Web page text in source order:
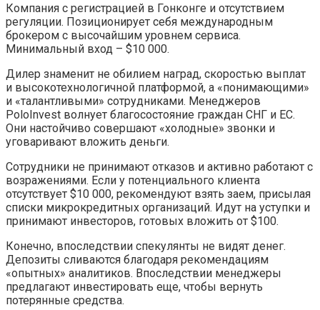
Компания с регистрацией в Гонконге и отсутствием
регуляции. Позиционирует себя международным
брокером с высочайшим уровнем сервиса.
Минимальный вход – $10 000.
Дилер знаменит не обилием наград, скоростью выплат
и высокотехнологичной платформой, а «понимающими»
и «талантливыми» сотрудниками. Менеджеров
PoloInvest волнует благосостояние граждан СНГ и ЕС.
Они настойчиво совершают «холодные» звонки и
уговаривают вложить деньги.
Сотрудники не принимают отказов и активно работают с
возражениями. Если у потенциального клиента
отсутствует $10 000, рекомендуют взять заем, присылая
списки микрокредитных организаций. Идут на уступки и
принимают инвесторов, готовых вложить от $100.
Конечно, впоследствии спекулянты не видят денег.
Депозиты сливаются благодаря рекомендациям
«опытных» аналитиков. Впоследствии менеджеры
предлагают инвестировать еще, чтобы вернуть
потерянные средства.